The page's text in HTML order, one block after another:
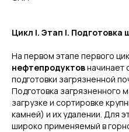
Цикл I. Этап I. Подготовка
На первом этапе первого
нефтепродуктовначинает
подготовки загрязненной
Подготовка загрязненного
загрузке и сортировке
камней) и их удалении. Для
широко применяемый в